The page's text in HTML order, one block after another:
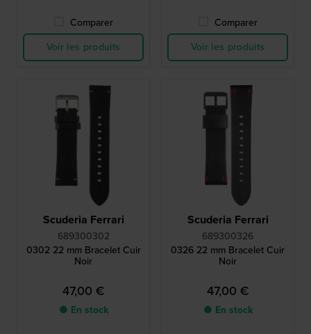
Comparer
Voir les produits
Comparer
Voir les produits
Scuderia Ferrari
689300302
0302 22 mm Bracelet Cuir
Noir
47,00 €
● En stock
Scuderia Ferrari
689300326
0326 22 mm Bracelet Cuir
Noir
47,00 €
● En stock